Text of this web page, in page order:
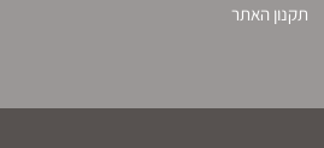
תקנון האתר